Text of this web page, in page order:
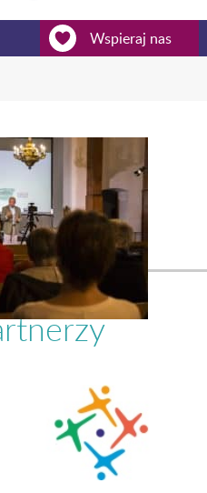
Wspieraj nas